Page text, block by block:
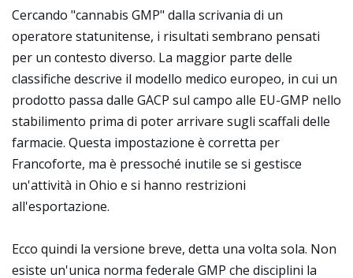
Cercando "cannabis GMP" dalla scrivania di un
operatore statunitense, i risultati sembrano pensati
per un contesto diverso. La maggior parte delle
classifiche descrive il modello medico europeo, in cui un
prodotto passa dalle GACP sul campo alle EU-GMP nello
stabilimento prima di poter arrivare sugli scaffali delle
farmacie. Questa impostazione è corretta per
Francoforte, ma è pressoché inutile se si gestisce
un'attività in Ohio e si hanno restrizioni
all'esportazione.
Ecco quindi la versione breve, detta una volta sola. Non
esiste un'unica norma federale GMP che disciplini la